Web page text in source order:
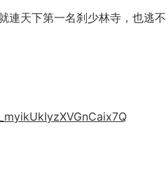
天下第一名刹少林寺，也逃